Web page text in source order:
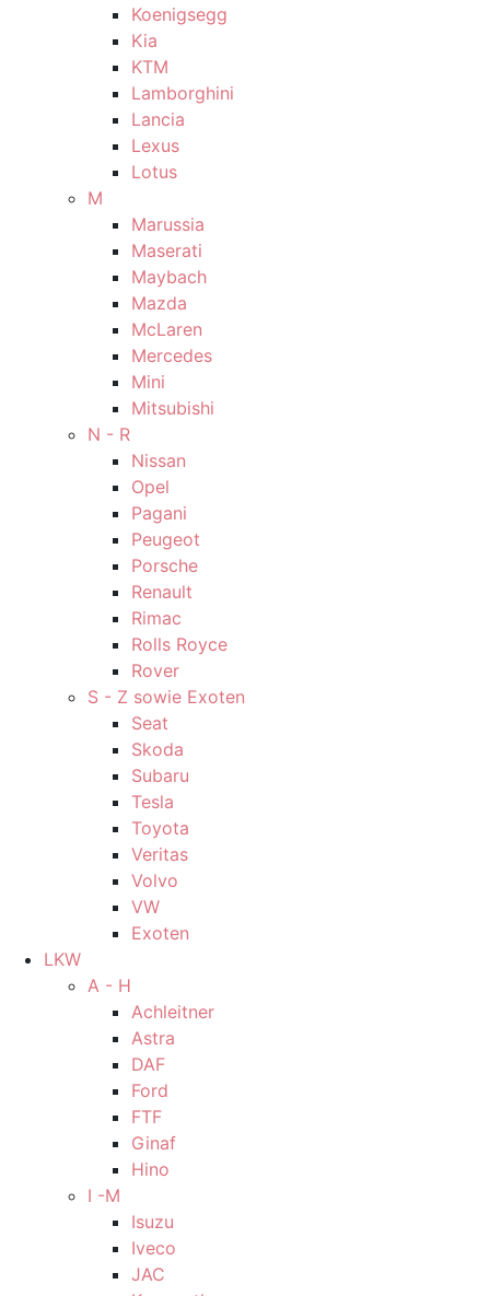
Koenigsegg
Kia
KTM
Lamborghini
Lancia
Lexus
Lotus
M
Marussia
Maserati
Maybach
Mazda
McLaren
Mercedes
Mini
Mitsubishi
N - R
Nissan
Opel
Pagani
Peugeot
Porsche
Renault
Rimac
Rolls Royce
Rover
S - Z sowie Exoten
Seat
Skoda
Subaru
Tesla
Toyota
Veritas
Volvo
VW
Exoten
LKW
A - H
Achleitner
Astra
DAF
Ford
FTF
Ginaf
Hino
I -M
Isuzu
Iveco
JAC